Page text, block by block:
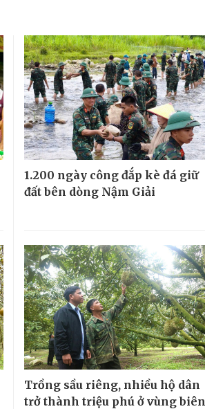
1.200 ngày công đắp kè đá giữ
đất bên dòng Nậm Giải
Trồng sầu riêng, nhiều hộ dân
trở thành triệu phú ở vùng biên